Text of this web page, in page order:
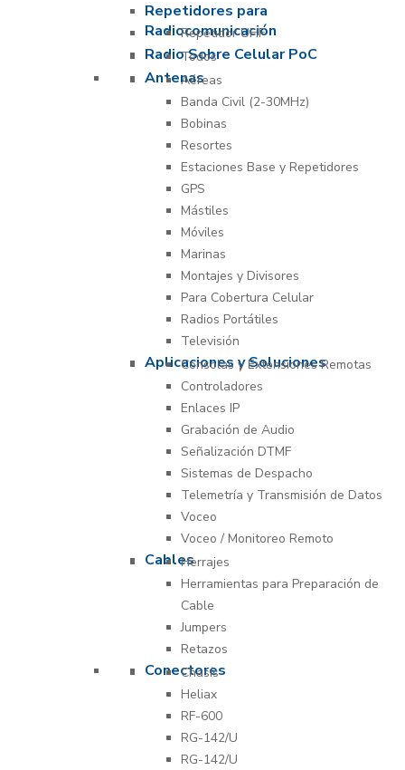
Repetidores para
Radiocomunicación
Repetidor UHF
Radio Sobre Celular PoC
Todos
Antenas
Aéreas
Banda Civil (2-30MHz)
Bobinas
Resortes
Estaciones Base y Repetidores
GPS
Mástiles
Móviles
Marinas
Montajes y Divisores
Para Cobertura Celular
Radios Portátiles
Televisión
Aplicaciones y Soluciones
Consolas y Extensiones Remotas
Controladores
Enlaces IP
Grabación de Audio
Señalización DTMF
Sistemas de Despacho
Telemetría y Transmisión de Datos
Voceo
Voceo / Monitoreo Remoto
CablesHerrajes
Herramientas para Preparación de
Cable
Jumpers
Retazos
Conectores
Chasís
Heliax
RF-600
RG-142/U
RG-142/U